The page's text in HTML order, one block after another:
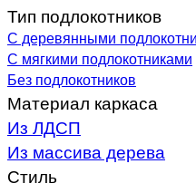
Тип подлокотников
С деревянными
С мягкими подлокотниками
Без подлокотников
Материал каркаса
Из ЛДСП
Из массива дерева
Стиль